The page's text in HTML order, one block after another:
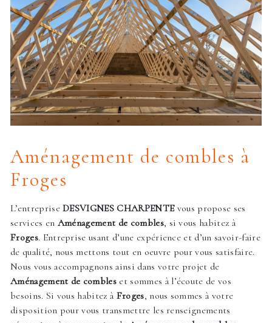
Aménagement de combles à
Froges
L’entrepriseDESVIGNES CHARPENTEvous propose ses
services en Aménagement de combles, si vous habitez à
Froges. Entreprise usant d’une expérience et d’un savoir-faire
de qualité, nous mettons tout en oeuvre pour vous satisfaire.
Nous vous accompagnons ainsi dans votre projet de
Aménagement de combles et sommes à l’écoute de vos
besoins. Si vous habitez à Froges, nous sommes à votre
disposition pour vous transmettre les renseignements